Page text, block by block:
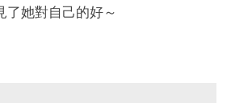
了她對自己的好～